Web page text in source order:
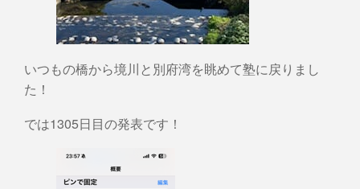
いつもの橋から境川と別府湾を眺めて塾に戻りまし
た！
では1305日目の発表です！